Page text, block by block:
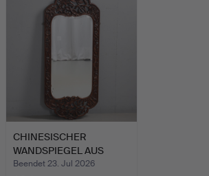
CHINESISCHER
WANDSPIEGEL AUS
HARTHOLZ MIT …
Beendet 23. Jul 2026